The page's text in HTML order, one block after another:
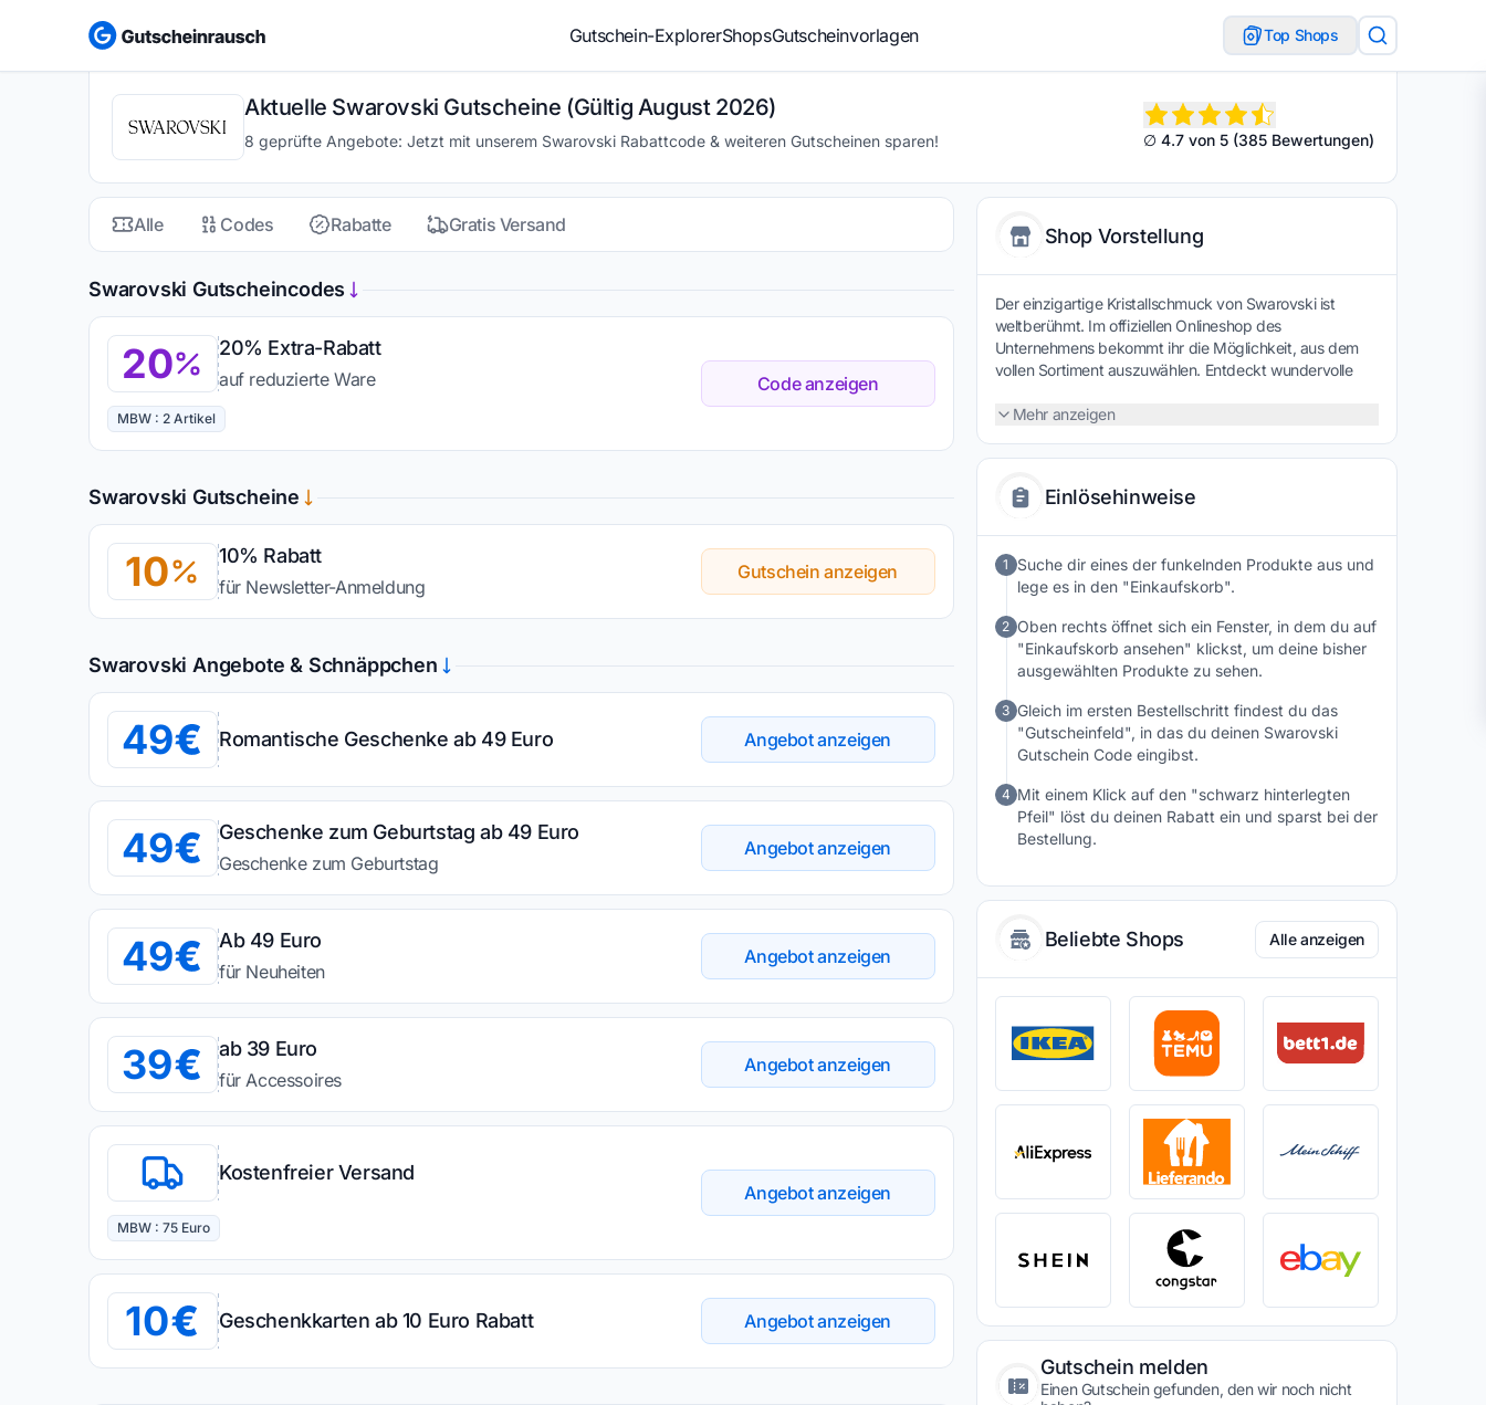
Gutschein-ExplorerShopsGutscheinvorlagen Top Shops
Aktuelle Swarovski Gutscheine (Gültig August 2026)
8 geprüfte Angebote: Jetzt mit unserem Swarovski Rabattcode & weiteren Gutscheinen sparen! ∅ 4.7 von 5 (385 Bewertungen)
Alle Codes Rabatte Gratis Versand
Swarovski Gutscheincodes
20 20% Extra-Rabatt
auf reduzierte Ware
MBW : 2 Artikel
Code anzeigen
Swarovski Gutscheine
10 10% Rabatt
für Newsletter-Anmeldung
Gutschein anzeigen
Swarovski Angebote & Schnäppchen
49 Romantische Geschenke ab 49 Euro Angebot anzeigen
49 Geschenke zum Geburtstag ab 49 Euro
Geschenke zum Geburtstag
Angebot anzeigen
49 Ab 49 Euro
für Neuheiten
Angebot anzeigen
39 ab 39 Euro
für Accessoires
Angebot anzeigen
Kostenfreier Versand
MBW : 75 Euro
Angebot anzeigen
10 Geschenkkarten ab 10 Euro Rabatt Angebot anzeigen
Shop Vorstellung
Der einzigartige Kristallschmuck von Swarovski ist
weltberühmt. Im offiziellen Onlineshop des
Unternehmens bekommt ihr die Möglichkeit, aus dem
vollen Sortiment auszuwählen. Entdeckt wundervolle
ihr allerlei modische Accessoires, Uhren und Figurinen
Wohnaccessoires werden euch bei Swarovski geboten.
Mehr anzeigen
Einlösehinweise
1 Suche dir eines der funkelnden Produkte aus und
lege es in den "Einkaufskorb".
2 Oben rechts öffnet sich ein Fenster, in dem du auf
"Einkaufskorb ansehen" klickst, um deine bisher
ausgewählten Produkte zu sehen.
3 Gleich im ersten Bestellschritt findest du das
"Gutscheinfeld", in das du deinen Swarovski
Gutschein Code eingibst.
4 Mit einem Klick auf den "schwarz hinterlegten
Pfeil" löst du deinen Rabatt ein und sparst bei der
Bestellung.
Beliebte Shops Alle anzeigen
Gutschein melden
Einen Gutschein gefunden, den wir noch nicht